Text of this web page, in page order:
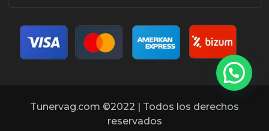
Tunervag.com ©2022 | Todos los derechos
reservados